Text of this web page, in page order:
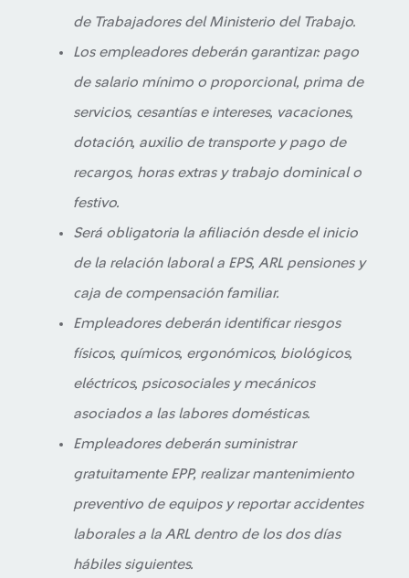
de Trabajadores del Ministerio del Trabajo.
Los empleadores deberán garantizar: pago
de salario mínimo o proporcional, prima de
servicios, cesantías e intereses, vacaciones,
dotación, auxilio de transporte y pago de
recargos, horas extras y trabajo dominical o
festivo.
Será obligatoria la afiliación desde el inicio
de la relación laboral a EPS, ARL pensiones y
caja de compensación familiar.
Empleadores deberán identificar riesgos
físicos, químicos, ergonómicos, biológicos,
eléctricos, psicosociales y mecánicos
asociados a las labores domésticas.
Empleadores deberán suministrar
gratuitamente EPP, realizar mantenimiento
preventivo de equipos y reportar accidentes
laborales a la ARL dentro de los dos días
hábiles siguientes.